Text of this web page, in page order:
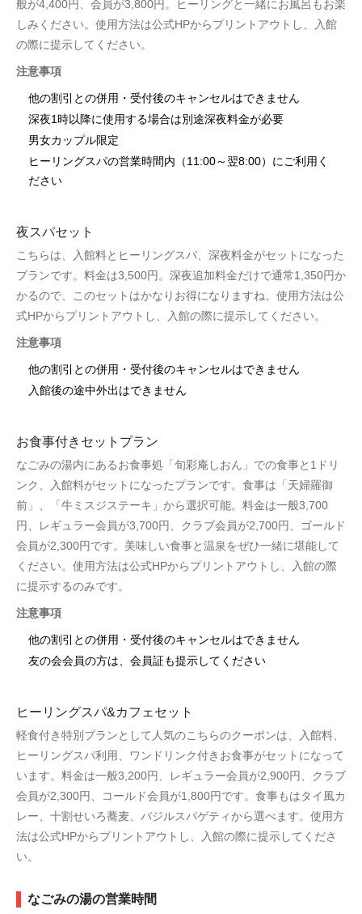
般が4,400円、会員が3,800円。ヒーリングと一緒にお風呂もお楽
しみください。使用方法は公式HPからプリントアウトし、入館
の際に提示してください。
注意事項
他の割引との併用・受付後のキャンセルはできません
深夜1時以降に使用する場合は別途深夜料金が必要
男女カップル限定
ヒーリングスパの営業時間内（11:00～翌8:00）にご利用く
ださい
夜スパセット
こちらは、入館料とヒーリングスパ、深夜料金がセットになった
プランです。料金は3,500円。深夜追加料金だけで通常1,350円か
かるので、このセットはかなりお得になりますね。使用方法は公
式HPからプリントアウトし、入館の際に提示してください。
注意事項
他の割引との併用・受付後のキャンセルはできません
入館後の途中外出はできません
お食事付きセットプラン
なごみの湯内にあるお食事処「旬彩庵しおん」での食事と1ドリ
ンク、入館料がセットになったプランです。食事は「天婦羅御
前」、「牛ミスジステーキ」から選択可能。料金は一般3,700
円、レギュラー会員が3,700円、クラブ会員が2,700円、ゴールド
会員が2,300円です。美味しい食事と温泉をぜひ一緒に堪能して
ください。使用方法は公式HPからプリントアウトし、入館の際
に提示するのみです。
注意事項
他の割引との併用・受付後のキャンセルはできません
友の会会員の方は、会員証も提示してください
ヒーリングスパ&カフェセット
軽食付き特別プランとして人気のこちらのクーポンは、入館料、
ヒーリングスパ利用、ワンドリンク付きお食事がセットになって
います。料金は一般3,200円、レギュラー会員が2,900円、クラブ
会員が2,300円、コールド会員が1,800円です。食事もはタイ風カ
レー、十割せいろ蕎麦、バジルスパゲティから選べます。使用方
法は公式HPからプリントアウトし、入館の際に提示してくださ
い。
なごみの湯の営業時間